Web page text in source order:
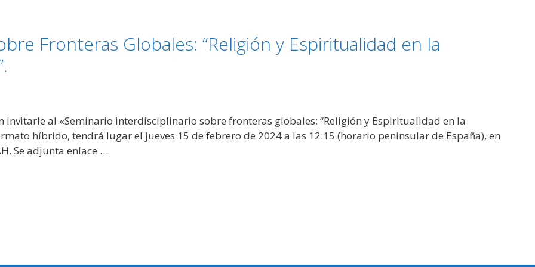
Fronteras Globales: “Religión y Espiritualidad en la
invitarle al «Seminario interdisciplinario sobre fronteras globales: “Religión y Espiritualidad en la
híbrido, tendrá lugar el jueves 15 de febrero de 2024 a las 12:15 (horario peninsular de España), en
Se adjunta enlace …